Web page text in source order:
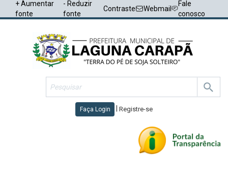
+ Aumentar
fonte
- Reduzir
fonte
Contraste Webmail
Fale
conosco
Faça Login Registre-se